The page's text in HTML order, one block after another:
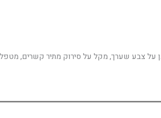
צבע שערך, מקל על סירוק מתיר קשרים,